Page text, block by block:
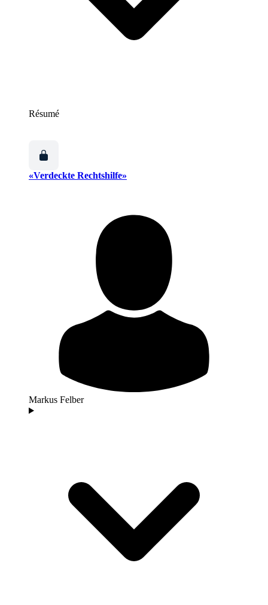
Résumé
«Verdeckte Rechtshilfe»
Markus Felber